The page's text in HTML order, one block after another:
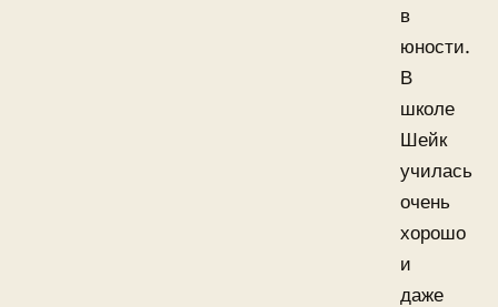
в
юности.
В
школе
Шейк
училась
очень
хорошо
и
даже